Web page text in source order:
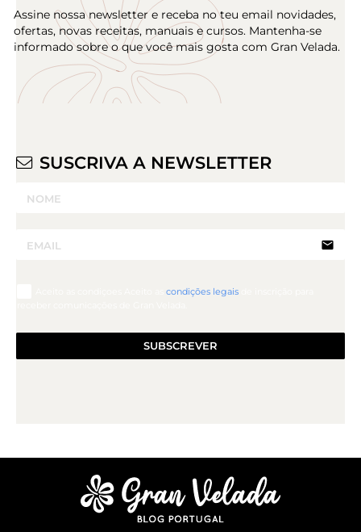
Assine nossa newsletter e receba no teu email novidades,
ofertas, novas receitas, manuais e cursos. Mantenha-se
informado sobre o que você mais gosta com Gran Velada.
SUSCRIVA A NEWSLETTER
email
condições legais
SUBSCREVER